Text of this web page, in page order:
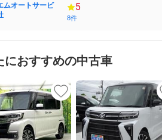
オートサービ
5
8件
におすすめの中古車